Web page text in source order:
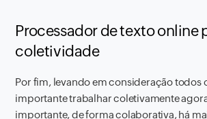
Processador de texto online
coletividade
Por fim, levando em consideração todos
importante trabalhar coletivamente
importante, de forma colaborativa, há